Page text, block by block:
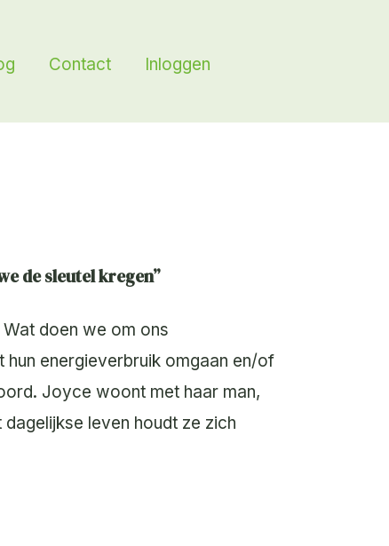
Contact Inloggen
de sleutel kregen”
doen we om ons
energieverbruik omgaan en/of
Joyce woont met haar man,
leven houdt ze zich